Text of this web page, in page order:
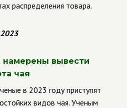
распределения товара.
вывести
чая
в 2023 году приступят
видов чая. Ученым